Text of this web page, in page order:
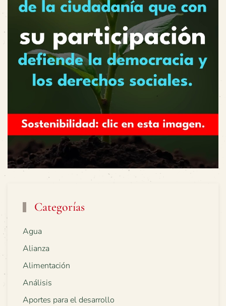
Categorías
Agua
Alianza
Alimentación
Análisis
Aportes para el desarrollo